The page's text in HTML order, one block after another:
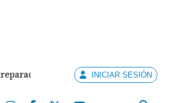
para ejercer la docenciaINICIAR SESIÓN